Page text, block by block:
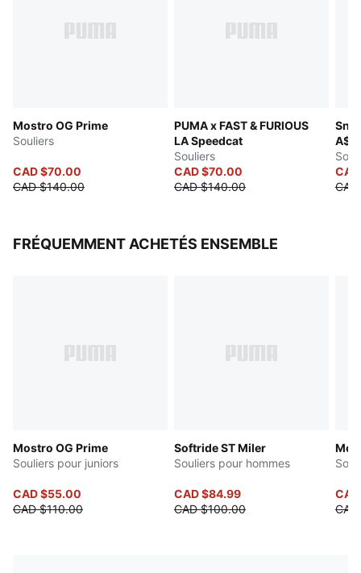
Mostro OG Prime
Souliers
CAD $70.00
CAD $140.00
PUMA x FAST & FURIOUS
LA Speedcat
Souliers
CAD $70.00
CAD $140.00
FRÉQUEMMENT ACHETÉS ENSEMBLE
Mostro OG Prime
Souliers pour juniors
CAD $55.00
CAD $110.00
Softride ST Miler
Souliers pour hommes
CAD $84.99
CAD $100.00